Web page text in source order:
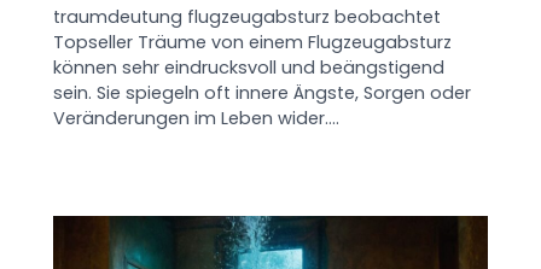
traumdeutung flugzeugabsturz beobachtet
Topseller Träume von einem Flugzeugabsturz
können sehr eindrucksvoll und beängstigend
sein. Sie spiegeln oft innere Ängste, Sorgen oder
Veränderungen im Leben wider.…